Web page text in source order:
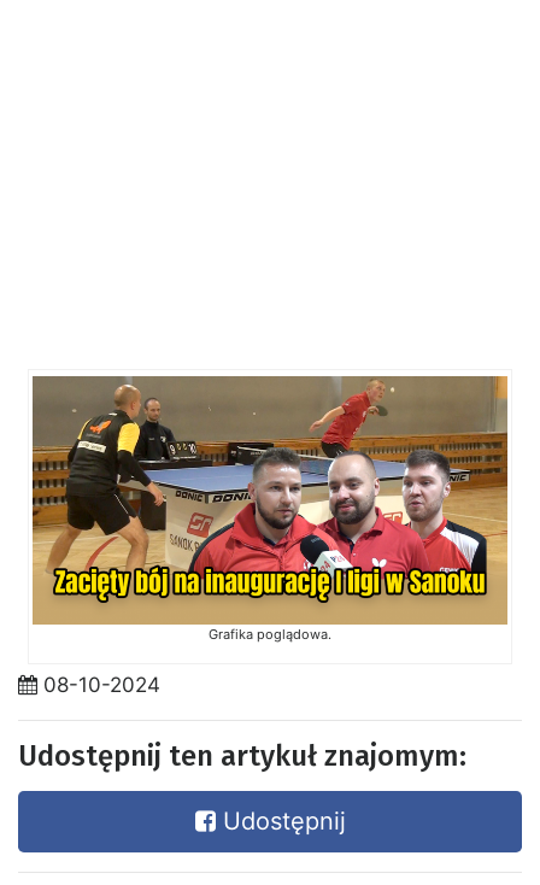
Grafika poglądowa.
08-10-2024
Udostępnij ten artykuł znajomym:
Udostępnij